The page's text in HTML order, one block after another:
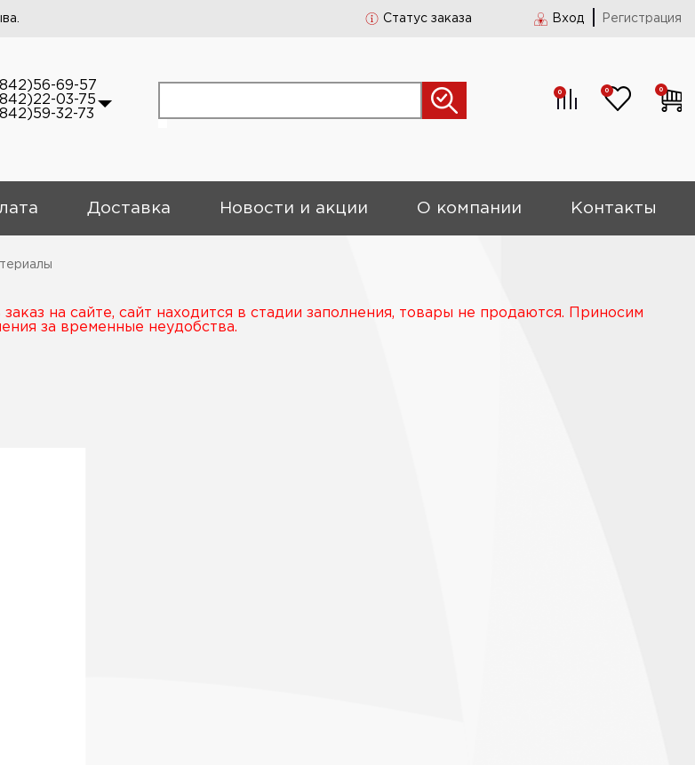
Статус заказа Вход Регистрация
69-57
03-75
32-73
0 0 0
Доставка Новости и акции О компании Контакты
на сайте, сайт находится в стадии заполнения, товары не продаются. Приносим
за временные неудобства.